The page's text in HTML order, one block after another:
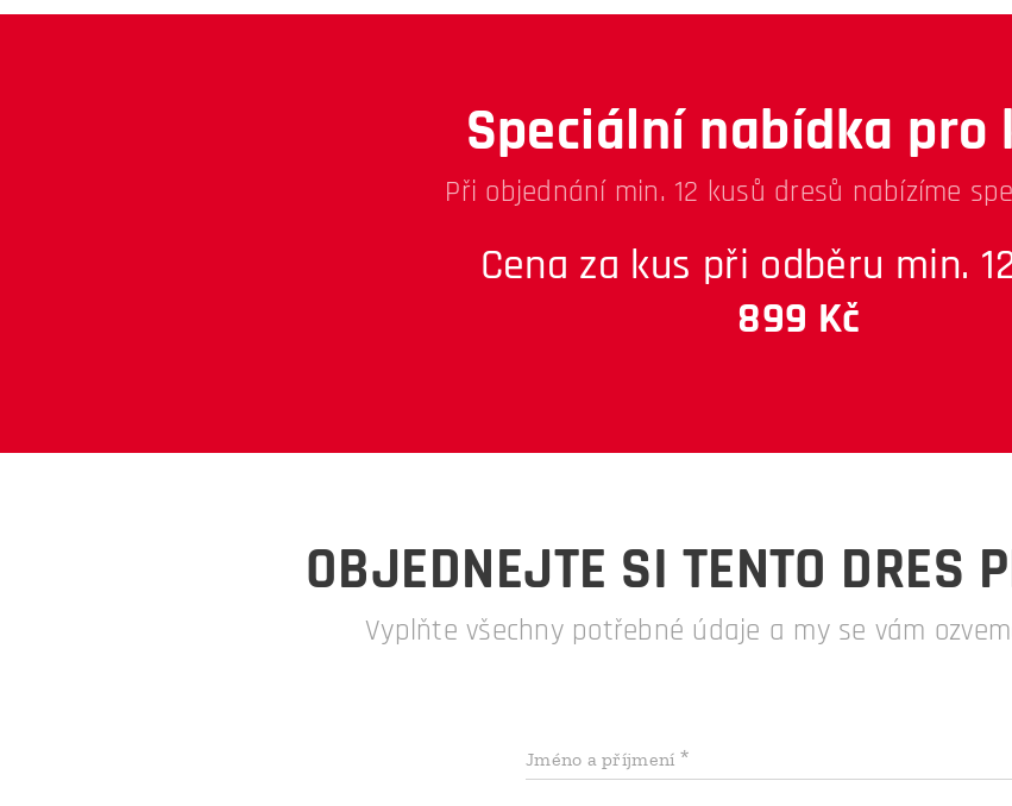
Speciální nabídka pro
Při objednání min. 12 kusů dresů nabízíme
Cena za kus při odběru min.
899 Kč
OBJEDNEJTE SI TENTO DRES
Vyplňte všechny potřebné údaje a my se vám
Jméno a příjmení